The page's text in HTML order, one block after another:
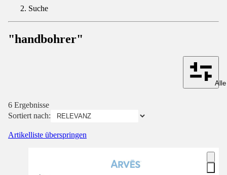
Suche
"handbohrer"
6 Ergebnisse
Sortiert nach:
Artikelliste überspringen